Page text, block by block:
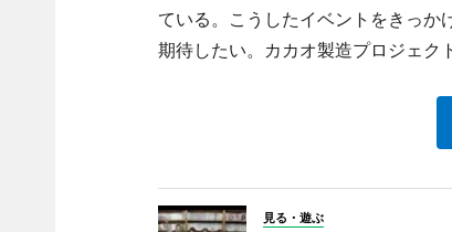
ている。こうしたイベントをきっか
期待したい。カカオ製造プロジェク
見る・遊ぶ